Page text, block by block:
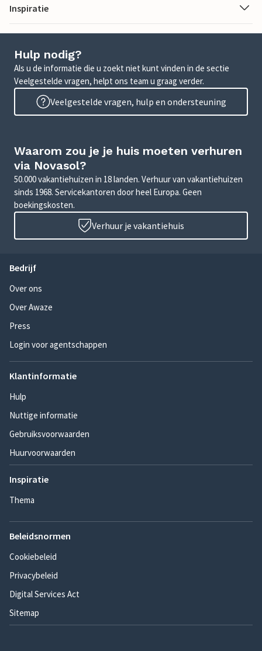
Inspiratie
Hulp nodig?
Als u de informatie die u zoekt niet kunt vinden in de sectie
Veelgestelde vragen, helpt ons team u graag verder.
Veelgestelde vragen, hulp en ondersteuning
Waarom zou je je huis moeten verhuren
via Novasol?
50.000 vakantiehuizen in 18 landen. Verhuur van vakantiehuizen
sinds 1968. Servicekantoren door heel Europa. Geen
boekingskosten.
Verhuur je vakantiehuis
Bedrijf
Over ons
Over Awaze
Press
Login voor agentschappen
Klantinformatie
Hulp
Nuttige informatie
Gebruiksvoorwaarden
Huurvoorwaarden
Inspiratie
Thema
Beleidsnormen
Cookiebeleid
Privacybeleid
Digital Services Act
Sitemap